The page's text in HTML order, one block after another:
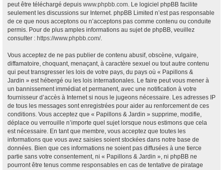
peut être téléchargé depuis www.phpbb.com. Le logiciel phpBB facilite
seulement les discussions sur Internet. phpBB Limited n’est pas responsable
de ce que nous acceptons ou n’acceptons pas comme contenu ou conduite
permis. Pour de plus amples informations au sujet de phpBB, veuillez
consulter : https://www.phpbb.com/.
Vous acceptez de ne pas publier de contenu abusif, obscène, vulgaire,
diffamatoire, choquant, menaçant, à caractère sexuel ou tout autre contenu
qui peut transgresser les lois de votre pays, du pays où « Papillons &
Jardin » est hébergé ou les lois internationales. Le faire peut vous mener à
un bannissement immédiat et permanent, avec une notification à votre
fournisseur d’accès à Internet si nous le jugeons nécessaire. Les adresses IP
de tous les messages sont enregistrées pour aider au renforcement de ces
conditions. Vous acceptez que « Papillons & Jardin » supprime, modifie,
déplace ou verrouille n’importe quel sujet lorsque nous estimons que cela
est nécessaire. En tant que membre, vous acceptez que toutes les
informations que vous avez saisies soient stockées dans notre base de
données. Bien que ces informations ne soient pas diffusées à une tierce
partie sans votre consentement, ni « Papillons & Jardin », ni phpBB ne
pourront être tenus comme responsables en cas de tentative de piratage